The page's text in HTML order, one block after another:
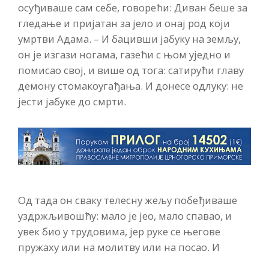
осуђиваше сам себе, говорећи: Диван беше за
гледање и пријатан за јело и онај род који
умртви Адама. – И бацивши јабуку на земљу,
он је изгази ногама, газећи с њом уједно и
помисао свој, и више од тога: сатирући главу
демону стомакоугађања. И донесе одлуку: не
јести јабуке до смрти.
Од тада он сваку телесну жељу побеђиваше
уздржљивошћу: мало је јео, мало спавао, и
увек био у трудовима, јер руке се његове
пружаху или на молитву или на посао. И